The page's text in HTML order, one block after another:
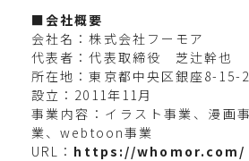
■会社概要
会社名：株式会社フーモア
代表者：代表取締役 芝辻幹也
所在地：東京都中央区銀座8-15-
設立：2011年11月
事業内容：イラスト事業、漫画
業、webtoon事業
URL： https://whomor.com/